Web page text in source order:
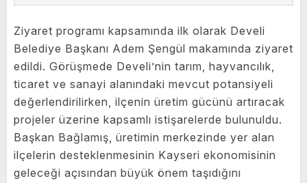
Ziyaret programı kapsamında ilk olarak Develi
Belediye Başkanı Adem Şengül makamında ziyaret
edildi. Görüşmede Develi’nin tarım, hayvancılık,
ticaret ve sanayi alanındaki mevcut potansiyeli
değerlendirilirken, ilçenin üretim gücünü artıracak
projeler üzerine kapsamlı istişarelerde bulunuldu.
Başkan Bağlamış, üretimin merkezinde yer alan
ilçelerin desteklenmesinin Kayseri ekonomisinin
geleceği açısından büyük önem taşıdığını